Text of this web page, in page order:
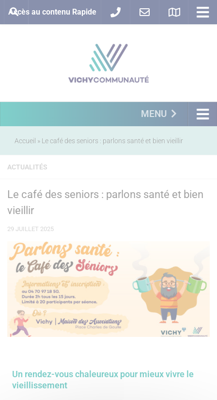
Accès au contenu Rapide
MENU
Accueil » Le café des seniors : parlons santé et bien vieillir
ACTUALITÉS
Le café des seniors : parlons santé et bien
vieillir
29 JUILLET 2025
Un rendez-vous chaleureux pour mieux vivre le
vieillissement